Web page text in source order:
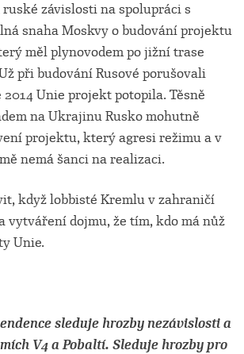
závislosti na spolupráci s
snaha Moskvy o budování projektu
měl plynovodem po jižní trase
při budování Rusové porušovali
2014 Unie projekt potopila. Těsně
na Ukrajinu Rusko mohutně
projektu, který agresi režimu a v
nemá šanci na realizaci.
když lobbisté Kremlu v zahraničí
vytváření dojmu, že tím, kdo má nůž
Unie.
sleduje hrozby nezávislosti a
V4 a Pobaltí. Sleduje hrozby pro